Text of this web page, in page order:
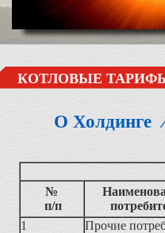
КОТЛОВЫЕ
О Холдинге
№
п/п
1
Прочие